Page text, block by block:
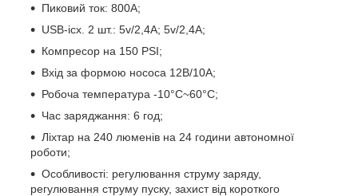
Пиковий ток: 800А;
USB-ісх. 2 шт.: 5v/2,4А; 5v/2,4А;
Компресор на 150 PSI;
Вхід за формою нососа 12В/10А;
Робоча температура -10°C~60°C;
Час заряджання: 6 год;
Ліхтар на 240 люменів на 24 години автономної
роботи;
Особливості: регулювання струму заряду,
регулювання струму пуску, захист від короткого